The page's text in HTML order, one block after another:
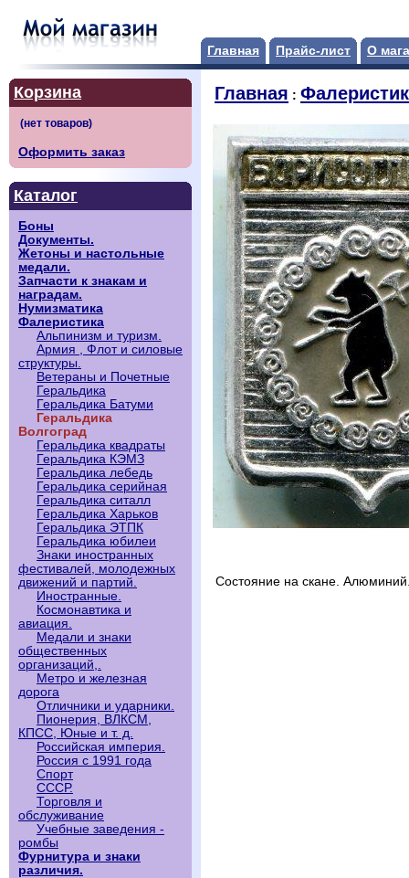
Главная Прайс-лист О
Корзина
Оформить заказ
Каталог
Боны
Документы.
Жетоны и настольные
медали.
Запчасти к знакам и
наградам.
Нумизматика
Фалеристика
Альпинизм и туризм.
Армия , Флот и силовые
структуры.
Ветераны и Почетные
Геральдика
Геральдика Батуми
Геральдика
Волгоград
Геральдика квадраты
Геральдика КЭМЗ
Геральдика лебедь
Геральдика серийная
Геральдика ситалл
Геральдика Харьков
Геральдика ЭТПК
Геральдика юбилеи
Знаки иностранных
фестивалей, молодежных
движений и партий.
Иностранные.
Космонавтика и
авиация.
Медали и знаки
общественных
организаций,.
Метро и железная
дорога
Отличники и ударники.
Пионерия, ВЛКСМ,
КПСС, Юные и т. д.
Российская империя.
Россия с 1991 года
Спорт
СССР.
Торговля и
обслуживание
Учебные заведения -
ромбы
Фурнитура и знаки
различия.
Главная :
Состояние на скане.